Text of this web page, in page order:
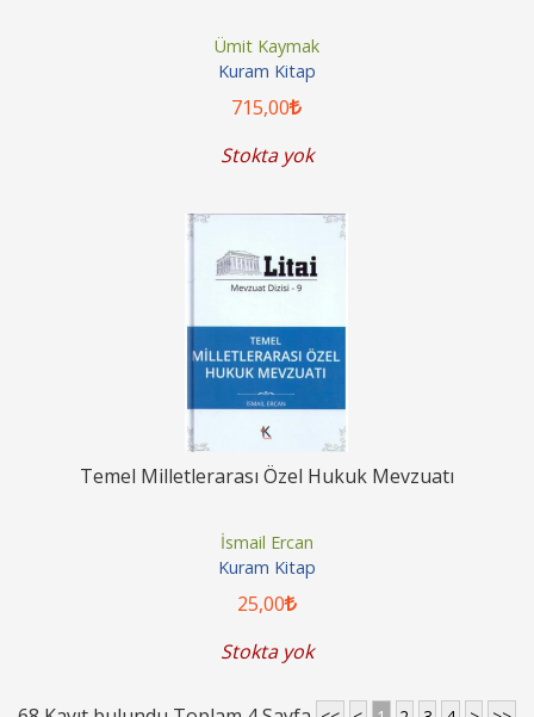
Ümit Kaymak
Kuram Kitap
715,00
Stokta yok
Temel Milletlerarası Özel Hukuk Mevzuatı
İsmail Ercan
Kuram Kitap
25,00
Stokta yok